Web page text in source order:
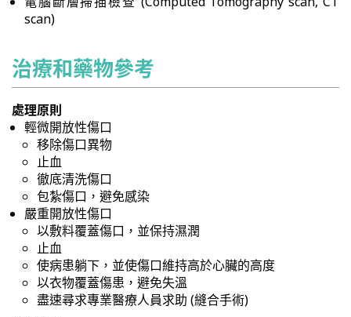
scan)
治療和藥物參考
處理原則
輕微開放性傷口
移除傷口異物
止血
徹底清洗傷口
包紮傷口，避免感染
嚴重開放性傷口
以敷料覆蓋傷口，並保持濕潤
止血
使病患躺下，並使傷口維持高於心臟的高度
以衣物覆蓋傷患，避免失溫
盡速尋求專業醫療人員求助 (縫合手術)